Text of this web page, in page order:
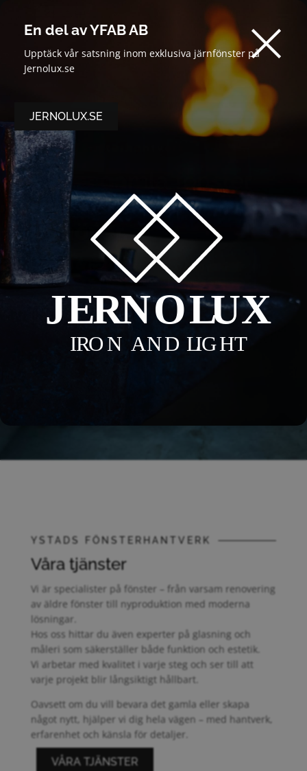
Ystad Fönsterhantverk
Vi ger gamla fönster
den kärlek de
behöver.
I över 30 år har vi bevarat och förnyat fönster i
hela Skåne – med genuint hantverk, omsorg om
detaljer och respekt för byggnadens själ.
OM OSS VÅRA TJÄNSTER
YSTADS FÖNSTERHANTVERK
Våra tjänster
Vi är specialister på fönster – från varsam renovering
av äldre fönster till nyproduktion med moderna
lösningar.
Hos oss hittar du även experter på glasning och
måleri som säkerställer både funktion och estetik.
Vi arbetar med kvalitet i varje steg och ser till att
varje projekt blir långsiktigt hållbart.
Oavsett om du vill bevara det gamla eller skapa
något nytt, hjälper vi dig hela vägen – med hantverk,
erfarenhet och känsla för detaljer.
VÅRA TJÄNSTER
×
En del av YFAB AB
Upptäck vår satsning inom exklusiva järnfönster på
Jernolux.se
JERNOLUX.SE